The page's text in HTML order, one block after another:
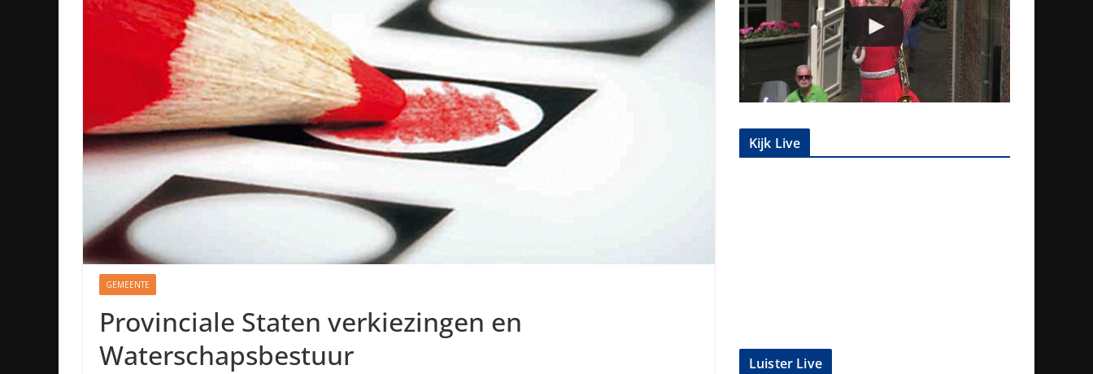
GEMEENTE
Provinciale Staten verkiezingen en
Waterschapsbestuur
Kijk Live
Luister Live